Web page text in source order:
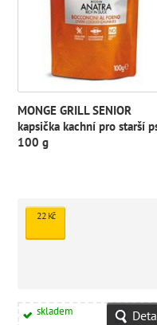
MONGE GRILL SENIOR
kapsička kachní pro starší
100 g
22 Kč
skladem